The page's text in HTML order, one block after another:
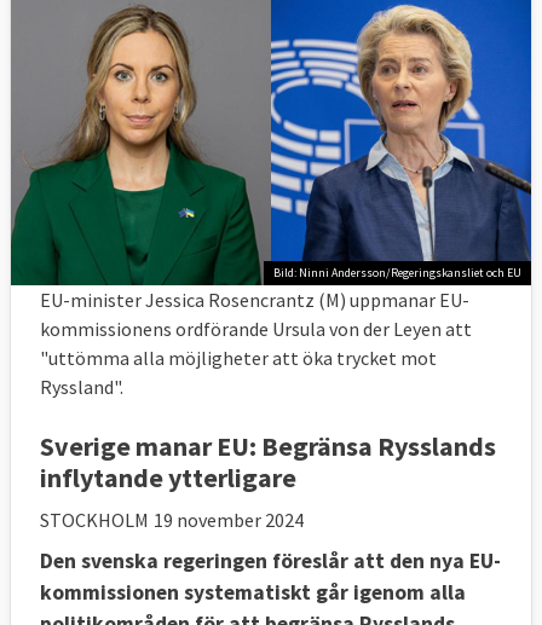
Bild: Ninni Andersson/Regeringskansliet och EU
EU-minister Jessica Rosencrantz (M) uppmanar EU-
kommissionens ordförande Ursula von der Leyen att
"uttömma alla möjligheter att öka trycket mot
Ryssland".
Sverige manar EU: Begränsa Rysslands
inflytande ytterligare
STOCKHOLM 19 november 2024
Den svenska regeringen föreslår att den nya EU-
kommissionen systematiskt går igenom alla